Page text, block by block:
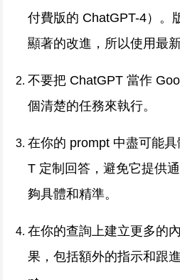
付費版的 ChatGPT-4）。
顯著的改進，所以使用最
不要把 ChatGPT 當作
個清楚的任務來執行。
在你的 prompt 中盡可能
T 定制回答，避免它提供
夠具體和精準。
在你的查詢上建立更多的
果，包括額外的指示和跟